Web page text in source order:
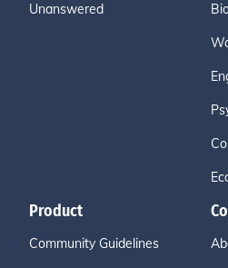
Unanswered
Product
Community Guidelines